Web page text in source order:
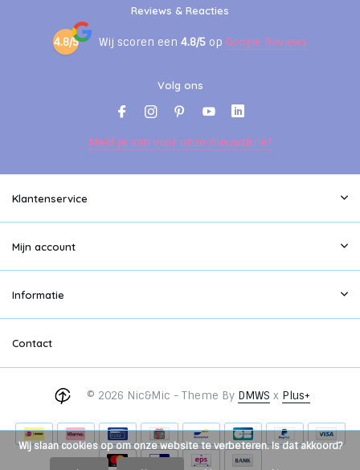
Reviews & Reacties
4.8/5 Wij scoren een 4.8/5 op Google Reviews
Volg ons
Meld je aan voor onze nieuwsbrief
Klantenservice
Mijn account
Informatie
Contact
© 2026 Nic&Mic - Theme By DMWS x Plus+
Wij slaan cookies op om onze website te verbeteren. Is dat akkoord?